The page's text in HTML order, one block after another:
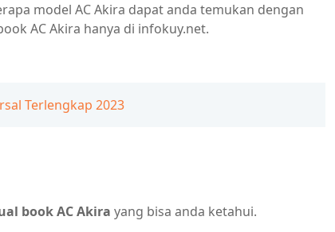
model AC Akira dapat anda temukan dengan
AC Akira hanya di infokuy.net.
Terlengkap 2023
book AC Akira yang bisa anda ketahui.